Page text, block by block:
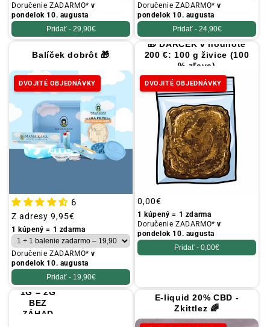
Doručenie ZADARMO*v
pondelok 10. augusta
Pridať - 29,90€
Doručenie ZADARMO*v
pondelok 10. augusta
Pridať - 24,90€
Balíček dobrôt 🎁
DVOJITÉ OBJEDNÁVKY
6
Obvyklá
cena
Z adresy 9,95€
1 kúpený = 1 zdarma
Doručenie ZADARMO*v
pondelok 10. augusta
Pridať - 19,90€
🎁 DARČEK v hodnote
200 €: 100 g živice (100
% zľava)
DVOJITÉ OBJEDNÁVKY
Obvyklá
cena
0,00€
1 kúpený = 1 zdarma
Doručenie ZADARMO*v
pondelok 10. augusta
Pridať - 0,00€
1G = 2G
BEZ
ZÁHAD
E-liquid 20% CBD -
Zkittlez 🌈